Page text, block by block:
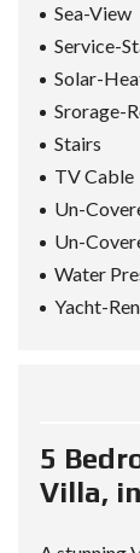
Sea-View
Service-
Solar-
Srorage-
Stairs
TV Cable
Un-
Un-
Water
Yacht-
5
Villa,